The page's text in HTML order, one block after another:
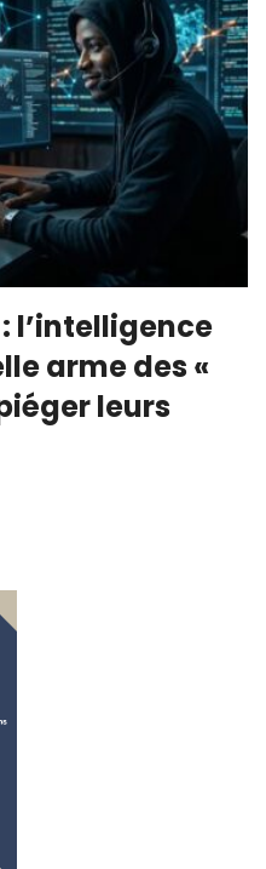
l’intelligence
arme des «
leurs